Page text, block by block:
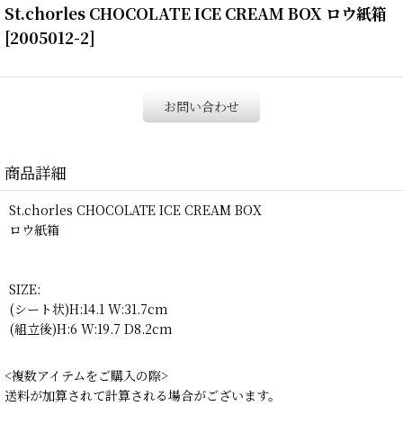
St.chorles CHOCOLATE ICE CREAM BOX ロウ紙箱
[2005012-2]
お問い合わせ
商品詳細
St.chorles CHOCOLATE ICE CREAM BOX
ロウ紙箱
SIZE:
(シート状)H:14.1 W:31.7cm
(組立後)H:6 W:19.7 D8.2cm
<複数アイテムをご購入の際>
送料が加算されて計算される場合がございます。